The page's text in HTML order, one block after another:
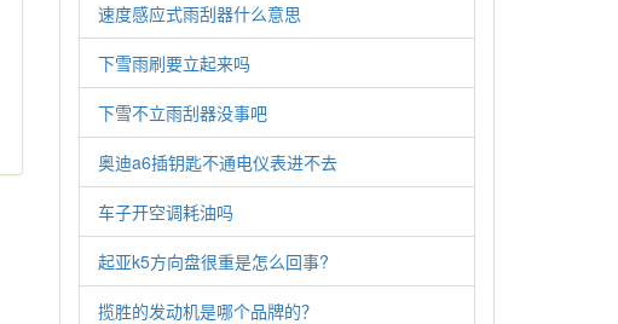
速度感应式雨刮器什么意思
下雪雨刷要立起来吗
下雪不立雨刮器没事吧
奥迪a6插钥匙不通电仪表进不去
车子开空调耗油吗
起亚k5方向盘很重是怎么回事?
揽胜的发动机是哪个品牌的？